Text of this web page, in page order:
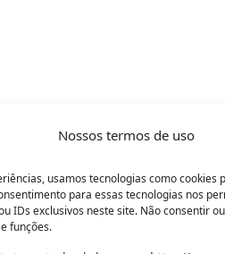
Nossos termos de uso
usamos tecnologias como cookies
para essas tecnologias nos
IDs exclusivos neste site. Não consentir
funções.